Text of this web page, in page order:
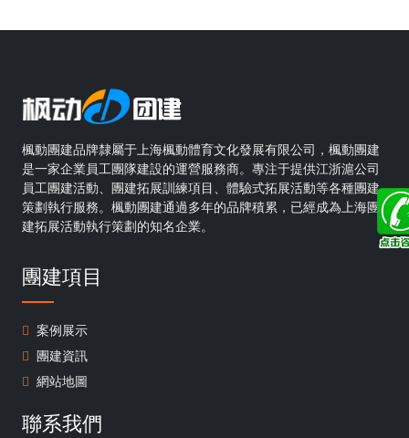
楓動團建品牌隸屬于上海楓動體育文化發展有限公司，楓動團建
是一家企業員工團隊建設的運營服務商。專注于提供江浙滬公司
員工團建活動、團建拓展訓練項目、體驗式拓展活動等各種團建
策劃執行服務。楓動團建通過多年的品牌積累，已經成為上海團
建拓展活動執行策劃的知名企業。
團建項目
案例展示
團建資訊
網站地圖
聯系我們